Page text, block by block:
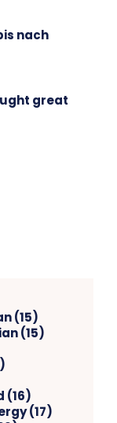
nach
great
(15)
(15)
(16)
(17)